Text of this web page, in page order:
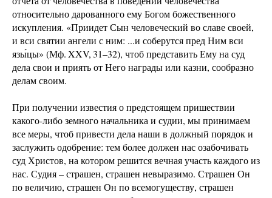
относительно дарованного ему Богом божественного
искупления. «Приидет Сын человеческий во славе своей,
и вси святии ангели с ним: ...и соберутся пред Ним вси
язы́цы» (Мф. XXV, 31–32), чтоб представить Ему на суд
дела свои и приять от Него награды или казни, сообразно
делам своим.
При получении известия о предстоящем пришествии
какого-либо земного начальника и судии, мы принимаем
все меры, чтоб привести дела наши в должный порядок и
заслужить одобрение: тем более должен нас озабочивать
суд Христов, на котором решится вечная участь каждого из
нас. Судия – страшен, страшен невыразимо. Страшен Он
по величию, страшен Он по всемогуществу, страшен